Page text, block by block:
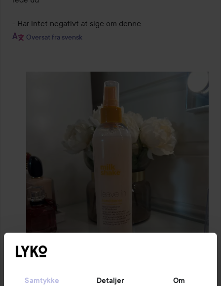
Samtykke Detaljer Om
- Har intet negativt at sige om denne
Oversat fra svensk